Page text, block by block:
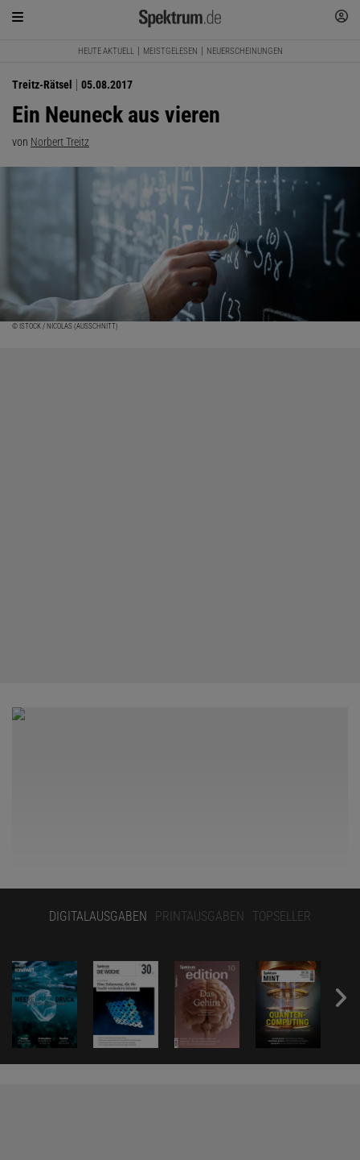
HEUTE AKTUELL MEISTGELESEN NEUERSCHEINUNGEN
Treitz-Rätsel 05.08.2017
Ein Neuneck aus vieren
von Norbert Treitz
© ISTOCK / NICOLAS (AUSSCHNITT)
Polygone und legen Sie daraus die 4 kleinen (oder umgekehrt).
Eines der kleinen Neunecke liegt als Ganzes mitten im großen, die
anderen drei werden auf genau gleiche Weise in je eine Raute und
noch zwei weitere Polygone zerschnitten.
DIGITALAUSGABEN PRINTAUSGABEN TOPSELLER